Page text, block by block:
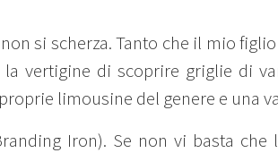
si scherza. Tanto che il mio
vertigine di scoprire griglie di
limousine del genere e una
Iron). Se non vi basta che